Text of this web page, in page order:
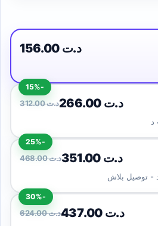
156.00 د.ت
312.00 د.ت 266.00 د.ت
-15%
468.00 د.ت 351.00 د.ت
-25%
624.00 د.ت 437.00 د.ت
-30%